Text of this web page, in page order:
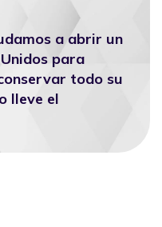
a abrir un
para
todo su
lleve el